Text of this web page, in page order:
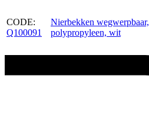
CODE:
Q100091
Nierbekken wegwerpbaar,
polypropyleen, wit